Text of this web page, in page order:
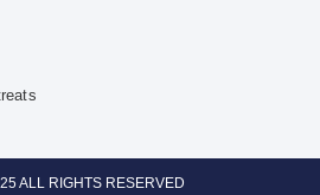
ALL RIGHTS RESERVED